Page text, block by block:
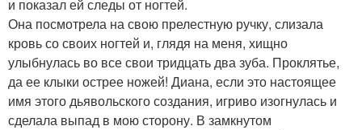
и показал ей следы от ногтей.
Она посмотрела на свою прелестную ручку, слизала
кровь со своих ногтей и, глядя на меня, хищно
улыбнулась во все свои тридцать два зуба. Проклятье,
да ее клыки острее ножей! Диана, если это настоящее
имя этого дьявольского создания, игриво изогнулась и
сделала выпад в мою сторону. В замкнутом